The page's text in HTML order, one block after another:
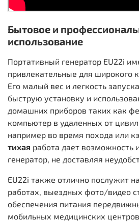
Бытовое и
использование
Портативный генератор EU22i
привлекательные для широкого
Его малый вес и легкость
быструю установку и
домашних приборов таких как
компьютер в удаленных от
например во время похода или
тихая работа дает возможность
генератор, не доставляя
EU22i также отлично послужит
работах, выездных фото/видео
обеспечения питания
мобильных медицинских